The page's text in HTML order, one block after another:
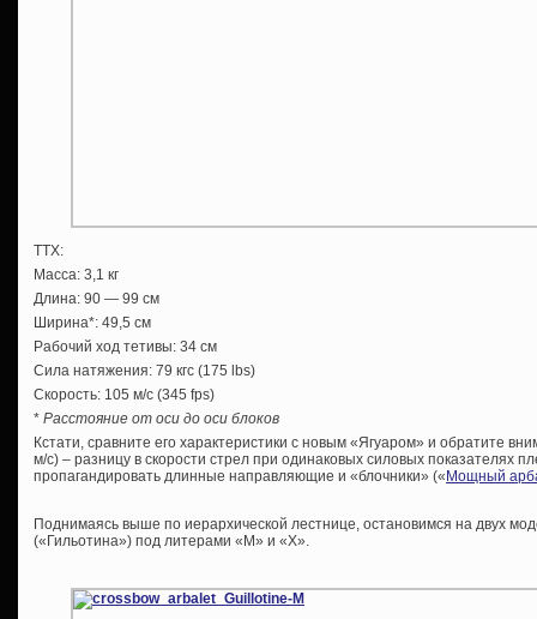
ТТХ:
Масса: 3,1 кг
Длина: 90 — 99 см
Ширина*: 49,5 см
Рабочий ход тетивы: 34 см
Сила натяжения: 79 кгс (175 lbs)
Скорость: 105 м/с (345 fps)
* Расстояние от оси до оси блоков
Кстати, сравните его характеристики с новым «Ягуаром» и обратите
м/с) – разницу в скорости стрел при одинаковых силовых показателях
пропагандировать длинные направляющие и «блочники» (« Мощный
Поднимаясь выше по иерархической лестнице, остановимся на двух
(«Гильотина») под литерами «М» и «Х».